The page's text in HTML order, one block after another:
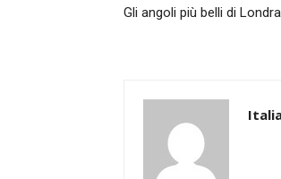
Gli angoli più belli di